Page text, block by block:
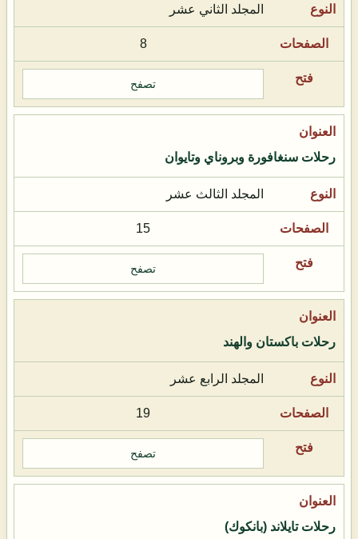
المجلد الثاني عشر
8
تصفح
رحلات سنغافورة وبروناي وتايوان
المجلد الثالث عشر
15
تصفح
رحلات باكستان والهند
المجلد الرابع عشر
19
تصفح
رحلات تايلاند (بانكوك)